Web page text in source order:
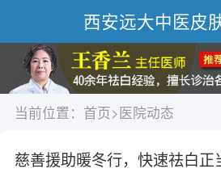
西安远大中医皮
当前位置： 首页>医院动态